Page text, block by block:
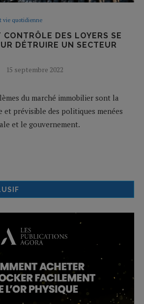
vie quotidienne
DES LOYERS SE
DÉTRUIRE UN SECTEUR
15 septembre 2022
du marché immobilier sont la
et prévisible des politiques menées
et le gouvernement.